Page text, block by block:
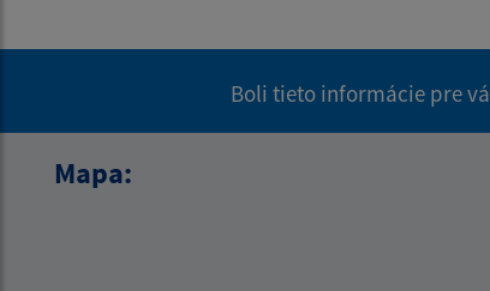
Boli tieto informácie pre
Mapa: